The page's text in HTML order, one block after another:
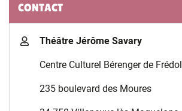
CONTACT
Théâtre Jérôme Savary
Centre Culturel Bérenger de Frédol
235 boulevard des Moures